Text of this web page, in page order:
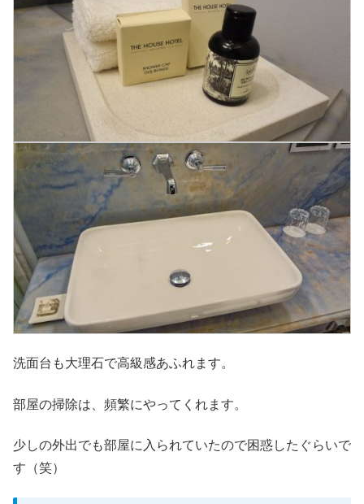
洗面台も大理石で高級感あふれます。
部屋の掃除は、頻繁にやってくれます。
少しの外出でも部屋に入られていたので困惑したぐらいで
す（笑）